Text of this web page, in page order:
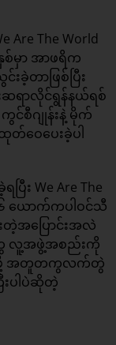
The World
စ်မှာ အာဖရိက
တာဖြစ်ပြီး
ရာလိုင်ရွန်နယ်ရစ်
စီဂျုန်းနဲ့ မိုက်
ေပေးခဲ့ပါ
ြီး We Are The
၆ ယောက်ကပါဝင်သီ
တဲ့အပြောင်းအလဲ
တွေ လူ့အဖွဲ့အစည်းကို
င်ဖို့ အတူတကွလက်တွဲ
ပါပဲဆိုတဲ့